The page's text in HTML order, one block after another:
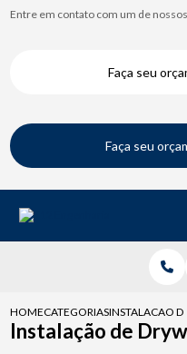
Entre em contato com um de
Faça seu
Faça seu
HOMECATEGORIASINSTALACAO
Instalação de